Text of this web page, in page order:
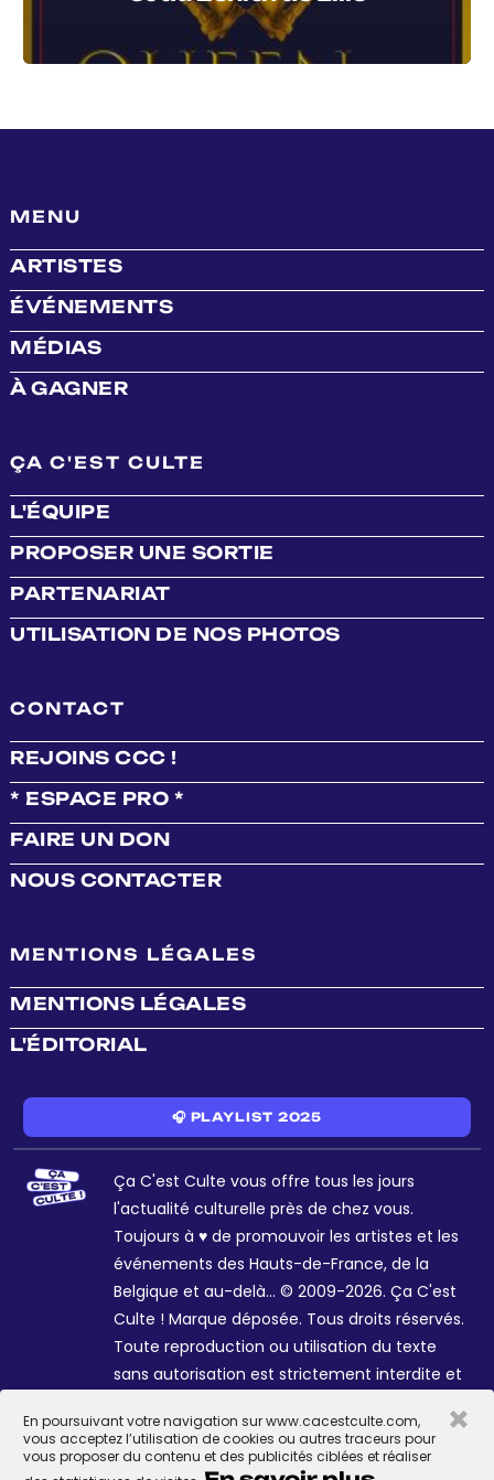
En poursuivant votre navigation sur www.cacestculte.com,
vous acceptez l’utilisation de cookies ou autres traceurs pour
vous proposer du contenu et des publicités ciblées et réaliser
×
MENU
ARTISTES
ÉVÉNEMENTS
MÉDIAS
À GAGNER
ÇA C'EST CULTE
L'ÉQUIPE
PROPOSER UNE SORTIE
PARTENARIAT
UTILISATION DE NOS PHOTOS
CONTACT
REJOINS CCC !
* ESPACE PRO *
FAIRE UN DON
NOUS CONTACTER
MENTIONS LÉGALES
MENTIONS LÉGALES
L'ÉDITORIAL
🎧 PLAYLIST 2025
Ça C'est Culte vous offre tous les jours
l'actualité culturelle près de chez vous.
Toujours à ♥ de promouvoir les artistes et les
événements des Hauts-de-France, de la
Belgique et au-delà... © 2009-2026. Ça C'est
Culte ! Marque déposée. Tous droits réservés.
Toute reproduction ou utilisation du texte
sans autorisation est strictement interdite et
Sophie R. et Céline Galant.